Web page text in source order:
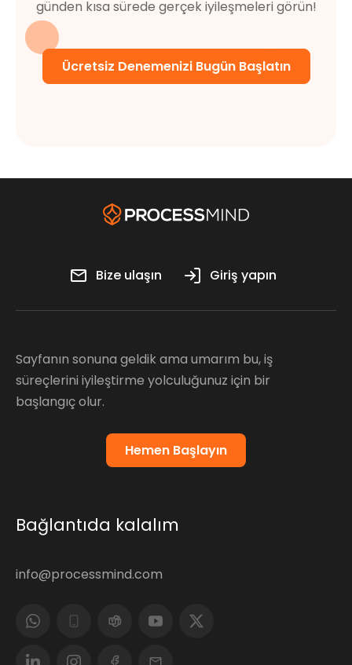
günden kısa sürede gerçek iyileşmeleri görün!
Ücretsiz Denemenizi Bugün Başlatın
Bize ulaşın Giriş yapın
Sayfanın sonuna geldik ama umarım bu, iş
süreçlerini iyileştirme yolculuğunuz için bir
başlangıç olur.
Hemen Başlayın
Bağlantıda kalalım
info@processmind.com